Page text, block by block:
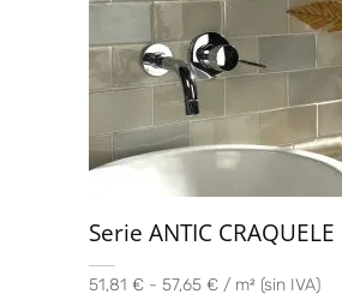
Serie ANTIC CRAQUELE
51,81 € - 57,65 € / m² (sin IVA)